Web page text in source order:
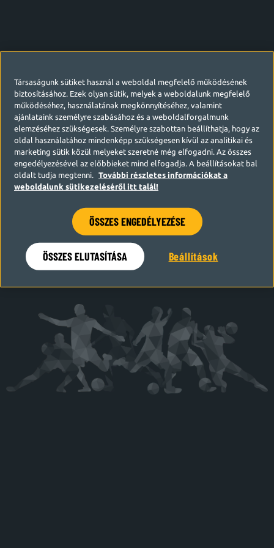
Hamarosan visszatérünk
Társaságunk sütiket használ a weboldal megfelelő működésének
biztosításához. Ezek olyan sütik, melyek a weboldalunk megfelelő
működéséhez, használatának megkönnyítéséhez, valamint
ajánlataink személyre szabásához és a weboldalforgalmunk
elemzéséhez szükségesek. Személyre szabottan beállíthatja, hogy az
oldal használatához mindenképp szükségesen kívül az analitikai és
marketing sütik közül melyeket szeretné még elfogadni. Az összes
engedélyezésével az előbbieket mind elfogadja. A beállításokat bal
oldalt tudja megtenni.
További részletes információkat a
weboldalunk sütikezeléséről itt talál!
ÖSSZES ENGEDÉLYEZÉSE
ÖSSZES ELUTASÍTÁSA Beállítások